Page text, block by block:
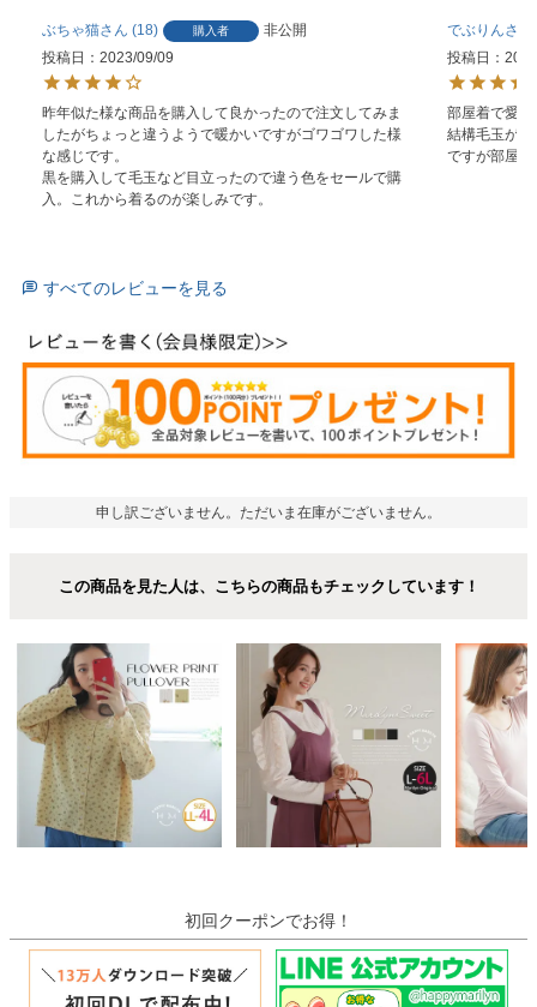
ぶちゃ猫 18 購入者
非公開
投稿日
2023/09/09
昨年似た様な商品を購入して良かったので注文してみま
したがちょっと違うようで暖かいですがゴワゴワした様
な感じです。
黒を購入して毛玉など目立ったので違う色をセールで購
入。これから着るのが楽しみです。
でぶりん
投稿日
部屋着で愛用
結構毛玉が
ですが部屋
すべてのレビューを見る
申し訳ございません。ただいま在庫がございません。
この商品を見た人は、こちらの商品もチェックしています！
初回クーポンでお得！